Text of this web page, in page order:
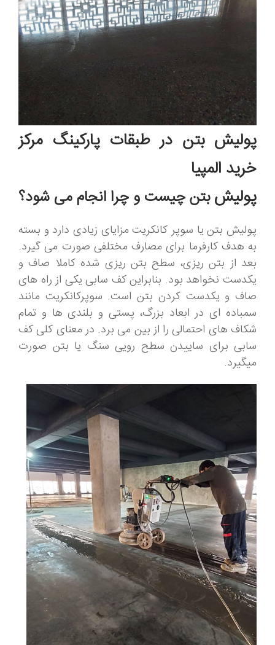
پولیش بتن در طبقات پارکینگ مرکز
خرید المپیا
پولیشبتن چیست و چرا انجام می شود؟
پولیش بتن یا سوپر کانکریت مزایای زیادی دارد و بسته
به هدف کارفرما برای مصارف مختلفی صورت می گیرد.
بعد از بتن ریزی، سطح بتن ریزی شده کاملا صاف و
یکدست نخواهد بود. بنابراین کف سابی یکی از راه های
صاف و یکدست کردن بتن است. سوپرکانکریت مانند
سمباده ای در ابعاد بزرگ، پستی و بلندی ها و تمام
شکاف های احتمالی را از بین می برد. در معنای کلی کف
سابی برای ساییدن سطح رویی سنگ یا بتن صورت
میگیرد.